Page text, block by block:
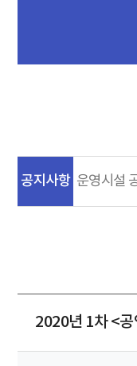
공지사항 운영시설
2020년 1차 <공